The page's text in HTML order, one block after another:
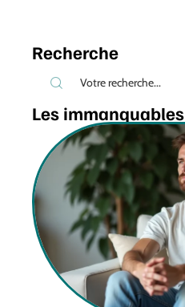
Recherche
Les immanquables